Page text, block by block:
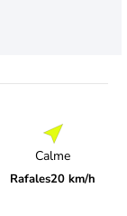
Calme
Rafales20 km/h